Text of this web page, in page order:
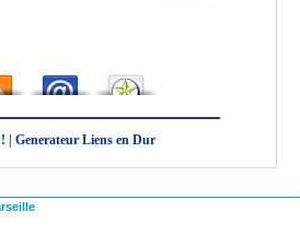
Generateur Liens en Dur